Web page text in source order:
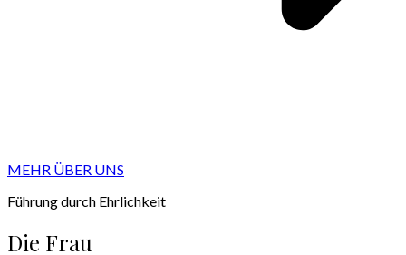
MEHR ÜBER UNS
Führung durch Ehrlichkeit
Die Frau